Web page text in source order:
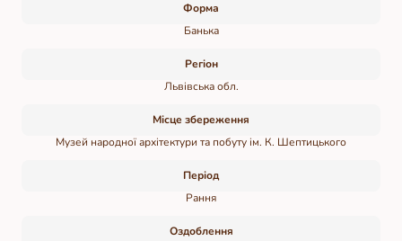
Форма
Банька
Регіон
Львівська обл.
Місце збереження
Музей народної архітектури та побуту ім. К. Шептицького
Період
Рання
Оздоблення